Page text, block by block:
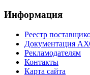
Информация
Реестр
Документация
Рекламодателям
Контакты
Карта сайта